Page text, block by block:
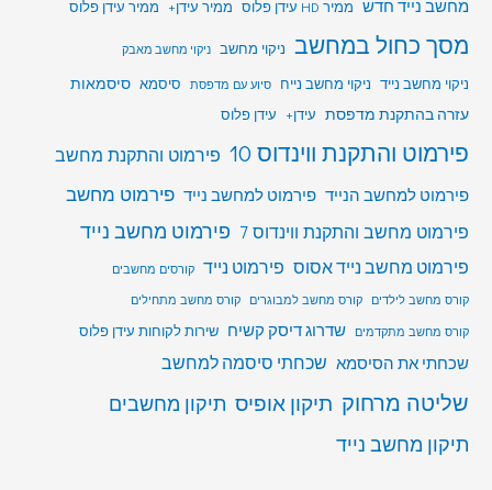
מחשב נייד חדש ממיר HD עידן פלוס ממיר עידן+ ממיר עידן פלוס
מסך כחול במחשב ניקוי מחשב ניקוי מחשב מאבק
ניקוי מחשב נייד ניקוי מחשב נייח סיוע עם מדפסת סיסמא סיסמאות
עזרה בהתקנת מדפסת עידן+ עידן פלוס
פירמוט והתקנת ווינדוס 10 פירמוט והתקנת מחשב
פירמוט למחשב הנייד פירמוט למחשב נייד פירמוט מחשב
פירמוט מחשב והתקנת ווינדוס 7
פירמוט מחשב נייד
פירמוט מחשב נייד אסוס פירמוט נייד קורסים מחשבים
קורס מחשב לילדים
קורס מחשב למבוגרים
קורס מחשב מתחילים
קורס מחשב מתקדמים
שדרוג דיסק קשיח שירות לקוחות עידן פלוס
שכחתי את הסיסמא שכחתי סיסמה למחשב
שליטה מרחוק תיקון אופיס תיקון מחשבים
תיקון מחשב נייד